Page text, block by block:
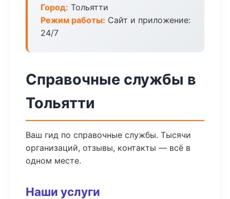
Город: Тольятти
Режим работы: Сайт и приложение:
24/7
Справочные службы в
Тольятти
Ваш гид по справочные службы. Тысячи
организаций, отзывы, контакты — всё в
одном месте.
Наши услуги